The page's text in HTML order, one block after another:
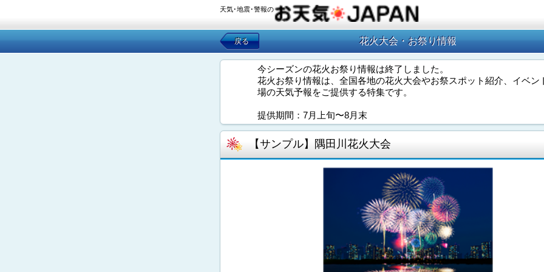
天気･地震･警報の
戻る 花火大会・お祭り情報
今シーズンの花火お祭り情報は終了しました。
花火お祭り情報は、全国各地の花火大会やお祭スポット紹介、イベン
場の天気予報をご提供する特集です。
提供期間：7月上旬〜8月末
【サンプル】隅田川花火大会